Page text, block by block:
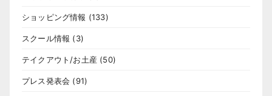
ショッピング情報 (133)
スクール情報 (3)
テイクアウト/お土産 (50)
プレス発表会 (91)